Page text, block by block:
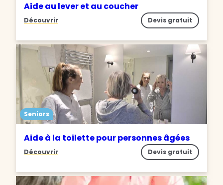
Aide au lever et au coucher
Découvrir Devis gratuit
Seniors
Aide à la toilette pour personnes âgées
Découvrir Devis gratuit